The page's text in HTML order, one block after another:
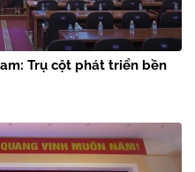
Trụ cột phát triển bền